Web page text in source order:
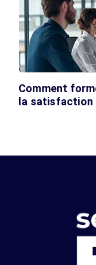
Comment
la satisfaction